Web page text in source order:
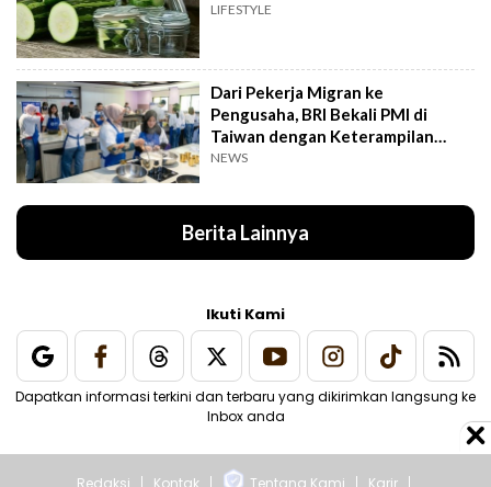
LIFESTYLE
Dari Pekerja Migran ke
Pengusaha, BRI Bekali PMI di
Taiwan dengan Keterampilan
Bisnis
NEWS
Berita Lainnya
Ikuti Kami
Dapatkan informasi terkini dan terbaru yang dikirimkan langsung ke
Inbox anda
Redaksi Kontak Tentang Kami Karir